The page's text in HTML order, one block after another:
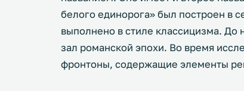
белого единорога» был построен в
выполнено в стиле классицизма. До
зал романской эпохи. Во время
фронтоны, содержащие элементы